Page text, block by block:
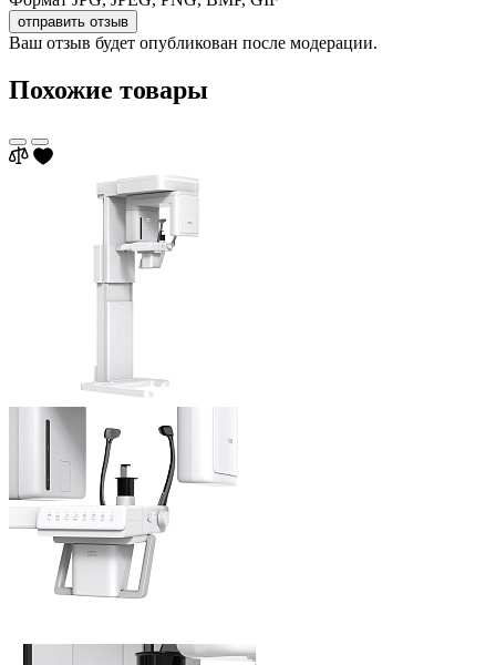
отправить отзыв
Ваш отзыв будет опубликован после модерации.
Похожие товары